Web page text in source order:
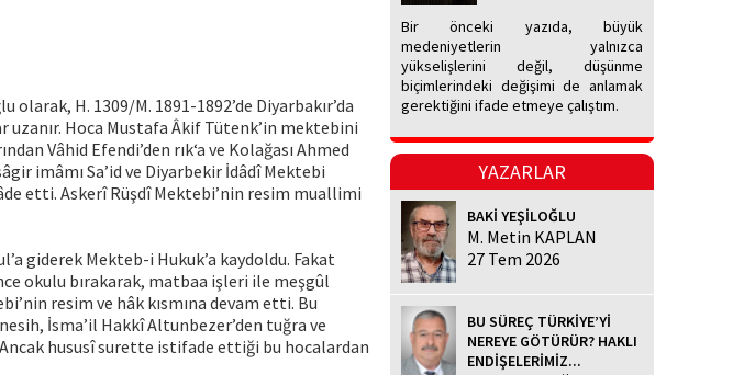
olarak, H. 1309/M. 1891-1892’de Diyarbakır’da
Hoca Mustafa Âkif Tütenk’in mektebini
Vâhid Efendi’den rık‘a ve Kolağası Ahmed
imâmı Sa’id ve Diyarbekir İdâdî Mektebi
etti. Askerî Rüşdî Mektebi’nin resim muallimi
giderek Mekteb-i Hukuk’a kaydoldu. Fakat
okulu bırakarak, matbaa işleri ile meşgûl
resim ve hâk kısmına devam etti. Bu
İsma’il Hakkî Altunbezer’den tuğra ve
Ancak hususî surette istifade ettiği bu hocalardan
Bir önceki yazıda, büyük
medeniyetlerin yalnızca
yükselişlerini değil, düşünme
biçimlerindeki değişimi de anlamak
gerektiğini ifade etmeye çalıştım.
YAZARLAR
BAKİ YEŞİLOĞLU
M. Metin KAPLAN
27 Tem 2026
BU SÜREÇ TÜRKİYE’Yİ
NEREYE GÖTÜRÜR? HAKLI
ENDİŞELERİMİZ...